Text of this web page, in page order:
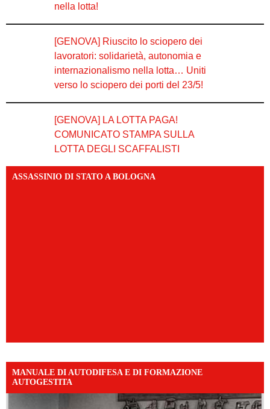
nella lotta!
[GENOVA] Riuscito lo sciopero dei
lavoratori: solidarietà, autonomia e
internazionalismo nella lotta… Uniti
verso lo sciopero dei porti del 23/5!
[GENOVA] LA LOTTA PAGA!
COMUNICATO STAMPA SULLA
LOTTA DEGLI SCAFFALISTI
ASSASSINIO DI STATO A BOLOGNA
MANUALE DI AUTODIFESA E DI FORMAZIONE
AUTOGESTITA